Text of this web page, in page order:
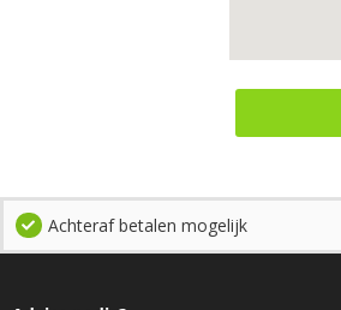
Achteraf betalen mogelijk